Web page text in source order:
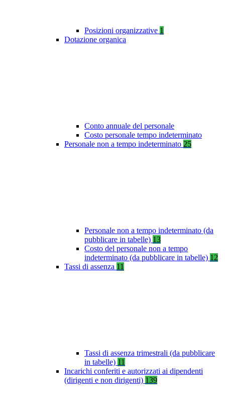
Posizioni organizzative 1
Dotazione organica
Conto annuale del personale
Costo personale tempo indeterminato
Personale non a tempo indeterminato 25
Personale non a tempo indeterminato (da
pubblicare in tabelle) 13
Costo del personale non a tempo
indeterminato (da pubblicare in tabelle) 12
Tassi di assenza 11
Tassi di assenza trimestrali (da pubblicare
in tabelle) 11
Incarichi conferiti e autorizzati ai dipendenti
(dirigenti e non dirigenti) 139